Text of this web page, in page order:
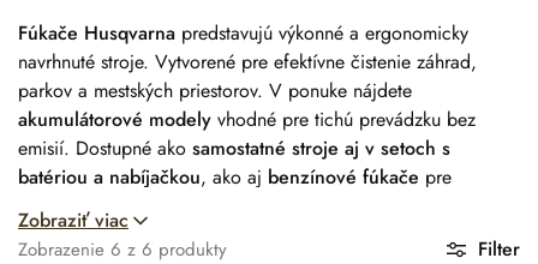
Fúkače Husqvarna predstavujú výkonné a ergonomicky
navrhnuté stroje. Vytvorené pre efektívne čistenie záhrad,
parkov a mestských priestorov. V ponuke nájdete
akumulátorové modely vhodné pre tichú prevádzku bez
emisií. Dostupné ako samostatné stroje aj v setoch s
batériou a nabíjačkou, ako aj benzínové fúkače pre
náročnejšie profesionálne použitie.
Zobraziť viac
Filter
Zobrazenie 6 z 6 produkty